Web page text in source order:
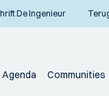
De Ingenieur
Agenda Communities